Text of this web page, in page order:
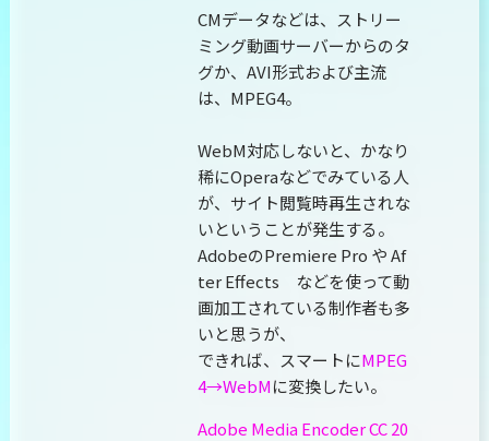
CMデータなどは、ストリー
ミング動画サーバーからのタ
グか、AVI形式および主流
は、MPEG4。
WebM対応しないと、かなり
稀にOperaなどでみている人
が、サイト閲覧時再生されな
いということが発生する。
AdobeのPremiere Pro や Af
ter Effects などを使って動
画加工されている制作者も多
いと思うが、
できれば、スマートにMPEG
4→WebMに変換したい。
Adobe Media Encoder CC 20